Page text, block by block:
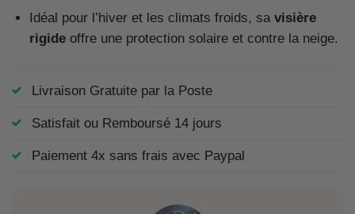
Idéal pour l’hiver et les climats froids, sa visière
rigideoffre une protection solaire et contre la neige.
Livraison Gratuite par la Poste
Satisfait ou Remboursé 14 jours
Paiement 4x sans frais avec Paypal